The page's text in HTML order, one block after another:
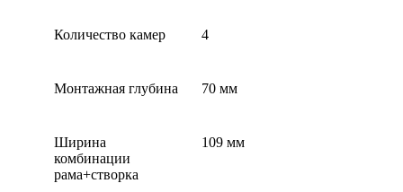
Количество камер 4
Монтажная глубина 70 мм
Ширина
комбинации
рама+створка
109 мм